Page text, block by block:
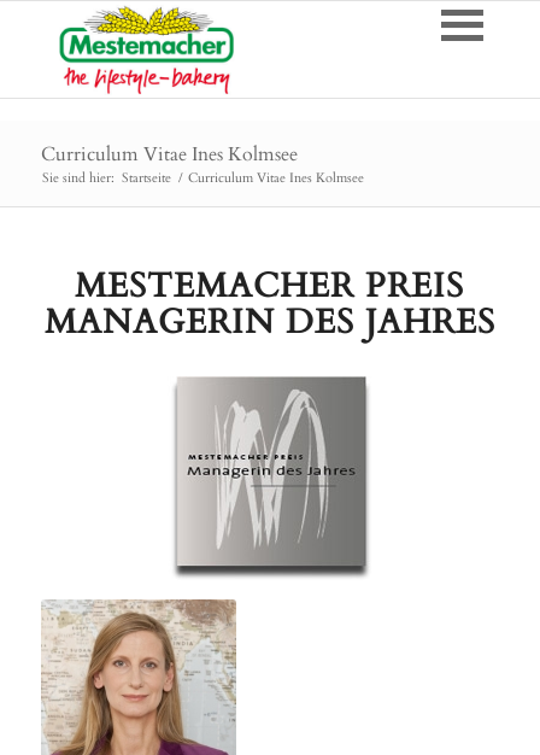
Curriculum Vitae Ines Kolmsee
Sie sind hier: Startseite / Curriculum Vitae Ines Kolmsee
MESTEMACHER PREIS
MANAGERIN DES JAHRES